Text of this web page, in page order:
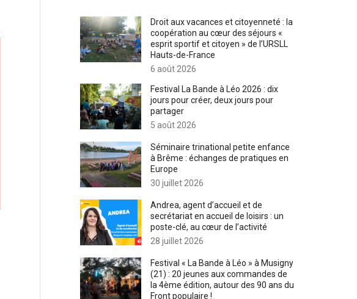
Droit aux vacances et citoyenneté : la
coopération au cœur des séjours «
esprit sportif et citoyen » de l’URSLL
Hauts-de-France
6 août 2026
Festival La Bande à Léo 2026 : dix
jours pour créer, deux jours pour
partager
5 août 2026
Séminaire trinational petite enfance
à Brême : échanges de pratiques en
Europe
30 juillet 2026
Andrea, agent d’accueil et de
secrétariat en accueil de loisirs : un
poste-clé, au cœur de l’activité
28 juillet 2026
Festival « La Bande à Léo » à Musigny
(21) : 20 jeunes aux commandes de
la 4ème édition, autour des 90 ans du
Front populaire !